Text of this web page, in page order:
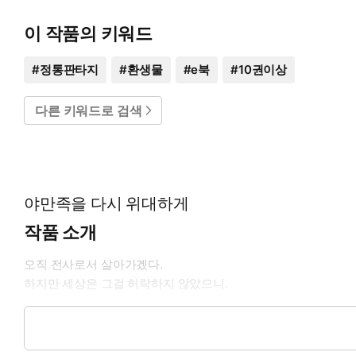
이 작품의 키워드
#정통판타지 #환생물 #e북 #10권이상
다른 키워드로 검색
야만족을 다시 위대하게
작품 소개
오직 전사로서 살아가겠다.
하지만 세상은 그걸 허락하지 않았으니.